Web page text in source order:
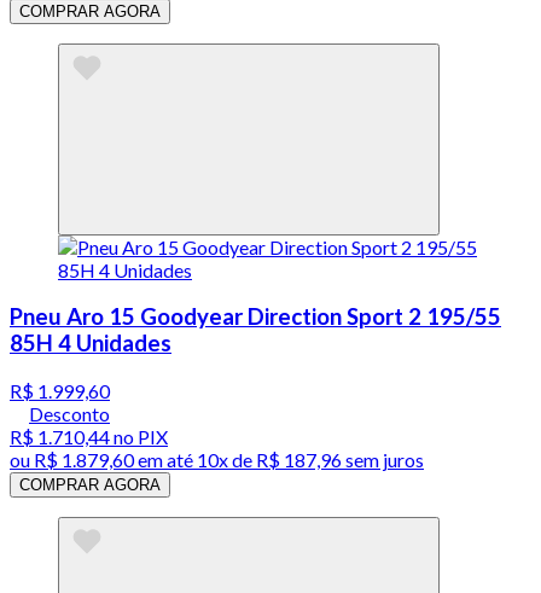
COMPRAR AGORA
Pneu Aro 15 Goodyear Direction Sport 2 195/55
85H 4 Unidades
R$ 1.999,60
Desconto
R$ 1.710,44no PIX
ou R$ 1.879,60em até 10x de R$ 187,96 sem juros
COMPRAR AGORA